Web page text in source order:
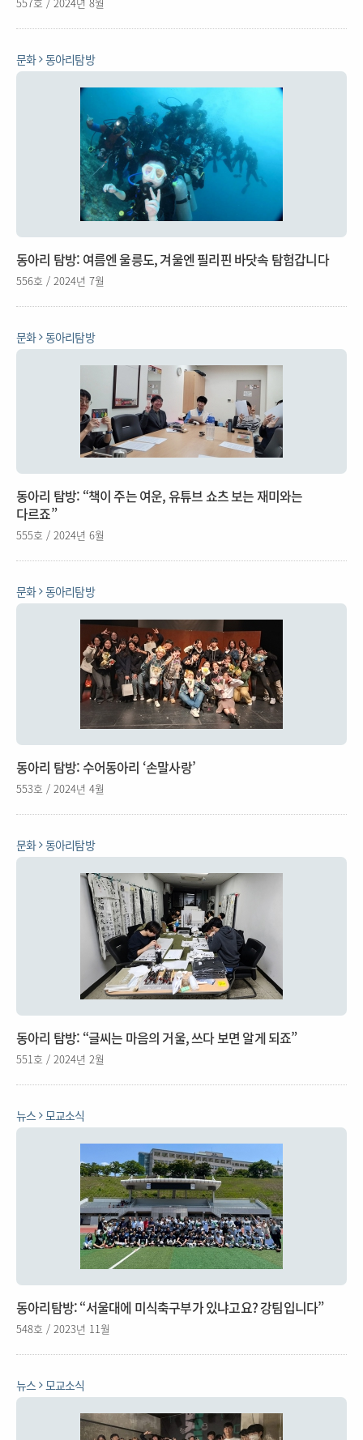
557호 / 2024년 8월
문화 동아리탐방
동아리 탐방: 여름엔 울릉도, 겨울엔 필리핀 바닷속 탐험갑니다
556호 / 2024년 7월
문화 동아리탐방
동아리 탐방: “책이 주는 여운, 유튜브 쇼츠 보는 재미와는
다르죠”
555호 / 2024년 6월
문화 동아리탐방
동아리 탐방: 수어동아리 ‘손말사랑’
553호 / 2024년 4월
문화 동아리탐방
동아리 탐방: “글씨는 마음의 거울, 쓰다 보면 알게 되죠”
551호 / 2024년 2월
뉴스 모교소식
동아리탐방: “서울대에 미식축구부가 있냐고요? 강팀입니다”
548호 / 2023년 11월
뉴스 모교소식